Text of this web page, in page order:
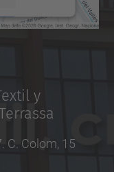
y
C. Colom, 15